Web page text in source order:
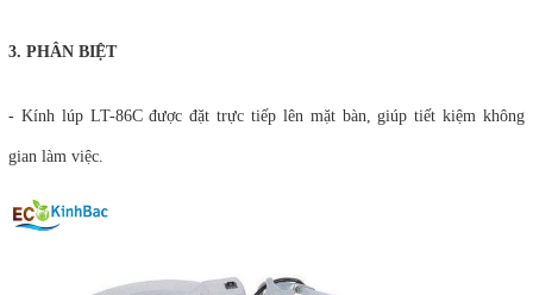
3. PHÂN BIỆT
- Kính lúp LT-86C được đặt trực tiếp lên mặt bàn, giúp tiết kiệm không
gian làm việc.